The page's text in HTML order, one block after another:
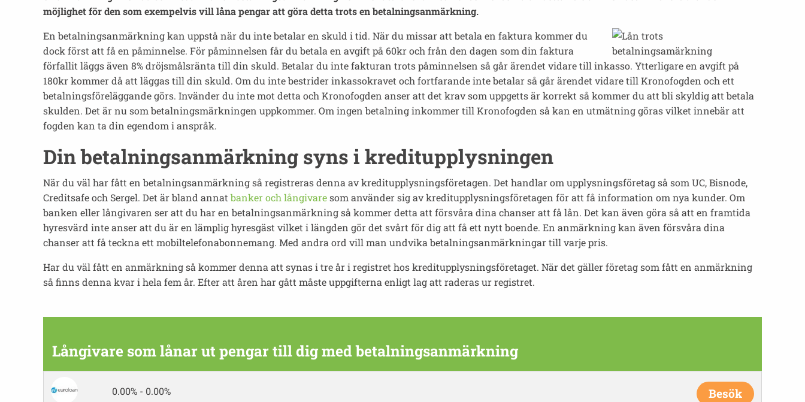
möjlighet för den som exempelvis vill låna pengar att göra detta trots en betalningsanmärkning.
En betalningsanmärkning kan uppstå när du inte betalar en skuld i tid. När du missar att betala en faktura kommer du
dock först att få en påminnelse. För påminnelsen får du betala en avgift på 60kr och från den dagen som din faktura
förfallit läggs även 8% dröjsmålsränta till din skuld. Betalar du inte fakturan trots påminnelsen så går ärendet vidare till inkasso. Ytterligare en avgift på
180kr kommer då att läggas till din skuld. Om du inte bestrider inkassokravet och fortfarande inte betalar så går ärendet vidare till Kronofogden och ett
betalningsföreläggande görs. Invänder du inte mot detta och Kronofogden anser att det krav som uppgetts är korrekt så kommer du att bli skyldig att betala
skulden. Det är nu som betalningsmärkningen uppkommer. Om ingen betalning inkommer till Kronofogden så kan en utmätning göras vilket innebär att
fogden kan ta din egendom i anspråk.
Din betalningsanmärkning syns i kreditupplysningen
När du väl har fått en betalningsanmärkning så registreras denna av kreditupplysningsföretagen. Det handlar om upplysningsföretag så som UC, Bisnode,
Creditsafe och Sergel. Det är bland annat banker och långivaresom använder sig av kreditupplysningsföretagen för att få information om nya kunder. Om
banken eller långivaren ser att du har en betalningsanmärkning så kommer detta att försvåra dina chanser att få lån. Det kan även göra så att en framtida
hyresvärd inte anser att du är en lämplig hyresgäst vilket i längden gör det svårt för dig att få ett nytt boende. En anmärkning kan även försvåra dina
chanser att få teckna ett mobiltelefonabonnemang. Med andra ord vill man undvika betalningsanmärkningar till varje pris.
Har du väl fått en anmärkning så kommer denna att synas i tre år i registret hos kreditupplysningsföretaget. När det gäller företag som fått en anmärkning
så finns denna kvar i hela fem år. Efter att åren har gått måste uppgifterna enligt lag att raderas ur registret.
Långivare som lånar ut pengar till dig med betalningsanmärkning
0.00% - 0.00% Besök